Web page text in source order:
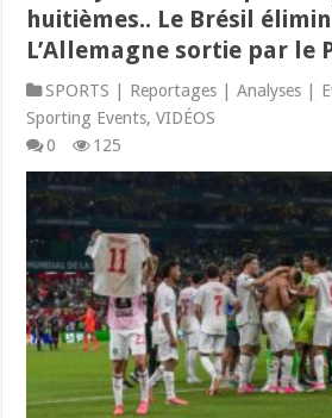
huitièmes.. Le Brésil
L’Allemagne sortie par le
SPORTS | Reportages | Analyses |
Sporting Events,VIDÉOS
0
125